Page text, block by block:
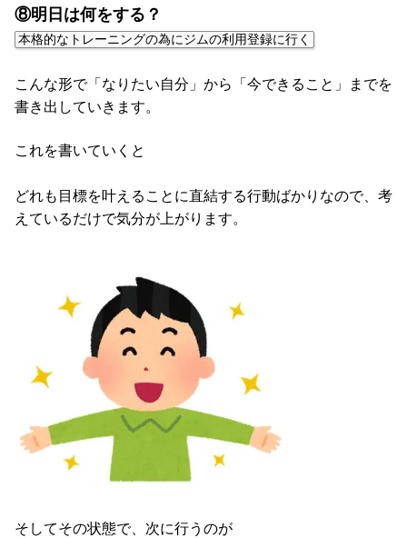
⑧明日は何をする？
本格的なトレーニングの為にジムの利用登録に行く
こんな形で「なりたい自分」から「今できること」までを
書き出していきます。
これを書いていくと
どれも目標を叶えることに直結する行動ばかりなので、考
えているだけで気分が上がります。
そしてその状態で、次に行うのが